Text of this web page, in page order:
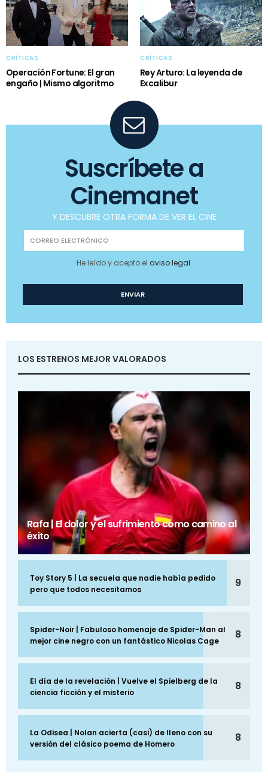
CRÍTICAS
Operación Fortune: El gran
engaño | Mismo algoritmo
CRÍTICAS
Rey Arturo: La leyenda de
Excalibur
Suscríbete a
Cinemanet
Y DESCUBRE OTRA FORMA DE VER EL CINE
He leído y acepto el aviso legal.
LOS ESTRENOS MEJOR VALORADOS
Rafa | El dolor y el sufrimiento como camino al
éxito
Toy Story 5 | La secuela que nadie había pedido
pero que todos necesitamos
9
Spider-Noir | Fabuloso homenaje de Spider-Man al
mejor cine negro con un fantástico Nicolas Cage
8
El día de la revelación | Vuelve el Spielberg de la
ciencia ficción y el misterio
8
La Odisea | Nolan acierta (casi) de lleno con su
versión del clásico poema de Homero
8